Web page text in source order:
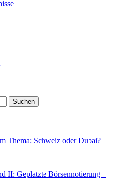
Thema: Schweiz oder Dubai?
II: Geplatzte Börsennotierung –